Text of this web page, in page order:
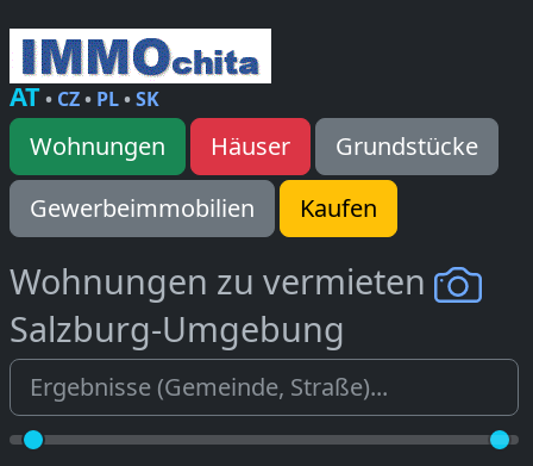
AT• CZ• PL•SK
Wohnungen Häuser
Grundstücke
Gewerbeimmobilien
Kaufen
Wohnungen zu vermieten
Salzburg-Umgebung